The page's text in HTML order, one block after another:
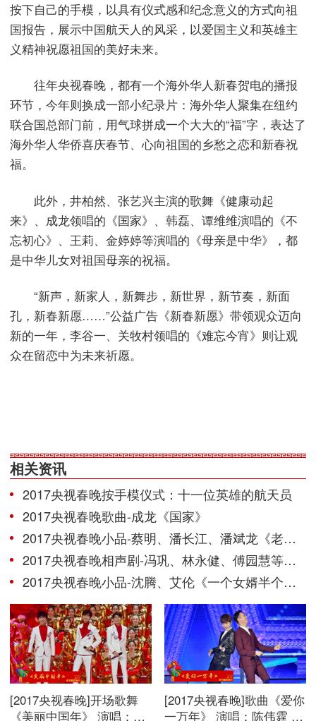
按下自己的手模，以具有仪式感和纪念意义的方式向祖
国报告，展示中国航天人的风采，以爱国主义和英雄主
义精神祝愿祖国的美好未来。
往年央视春晚，都有一个海外华人新春贺电的播报
环节，今年则换成一部小纪录片：海外华人聚集在纽约
联合国总部门前，用气球拼成一个大大的“福”字，表达了
海外华人华侨喜庆春节、心向祖国的乡愁之恋和新春祝
福。
此外，井柏然、张艺兴主演的歌舞《健康动起
来》、成龙领唱的《国家》、韩磊、谭维维演唱的《不
忘初心》、王莉、金婷婷等演唱的《母亲是中华》，都
是中华儿女对祖国母亲的祝福。
“新声，新家人，新舞步，新世界，新节奏，新面
孔，新春新愿……”公益广告《新春新愿》带领观众迈向
新的一年，李谷一、关牧村领唱的《难忘今宵》则让观
众在留恋中为未来祈愿。
相关资讯
2017央视春晚按手模仪式：十一位英雄的航天员
2017央视春晚歌曲-成龙《国家》
2017央视春晚小品-蔡明、潘长江、潘斌龙《老伴》
2017央视春晚相声剧-冯巩、林永健、傅园慧等《信任》
2017央视春晚小品-沈腾、艾伦《一个女婿半个儿》
[2017央视春晚]开场歌舞
《美丽中国年》 演唱：刘
[2017央视春晚]歌曲《爱你
一万年》 演唱：陈伟霆 鹿